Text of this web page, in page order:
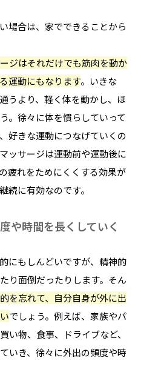
場合は、家でできることから
ジはそれだけでも筋肉を動か
運動にもなります。いきな
うより、軽く体を動かし、ほ
。徐々に体を慣らしていって
好きな運動につなげていくの
ッサージは運動前や運動後に
疲れをためにくくする効果が
続に有効なのです。
や時間を長くしていく
にもしんどいですが、精神的
り面倒だったりします。そん
を忘れて、自分自身が外に出
でしょう。例えば、家族やパ
い物、食事、ドライブなど、
いき、徐々に外出の頻度や時